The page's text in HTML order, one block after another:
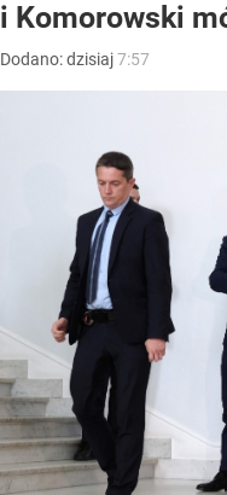
i Komorowski
Dodano:dzisiaj7:57